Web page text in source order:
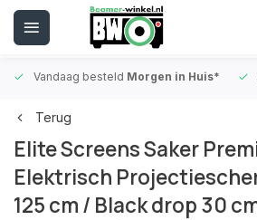
Vandaag besteld Morgen in Huis*
Terug
Elite Screens Saker
Elektrisch
125 cm / Black drop 30